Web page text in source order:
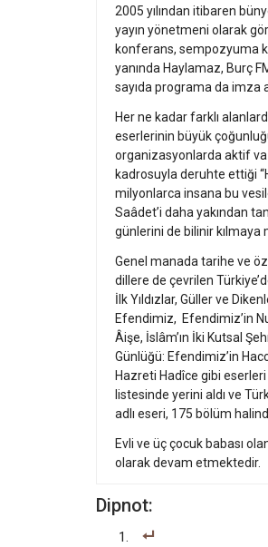
2005 yılından itibaren
yayın yönetmeni olarak
konferans, sempozyuma
yanında Haylamaz, Burç
sayıda programa da imza
Her ne kadar farklı
eserlerinin büyük
organizasyonlarda aktif
kadrosuyla deruhte ettiği
milyonlarca insana bu
Saâdet’i daha yakından
günlerini de bilinir kılmaya
Genel manada tarihe ve
dillere de çevrilen
İlk Yıldızlar, Güller ve
Efendimiz, Efendimiz’in
Âişe, İslâm’ın İki Kutsal
Günlüğü: Efendimiz’in
Hazreti Hadîce gibi
listesinde yerini aldı ve
adlı eseri, 175 bölüm
Evli ve üç çocuk babası
olarak devam etmektedir.
Dipnot: